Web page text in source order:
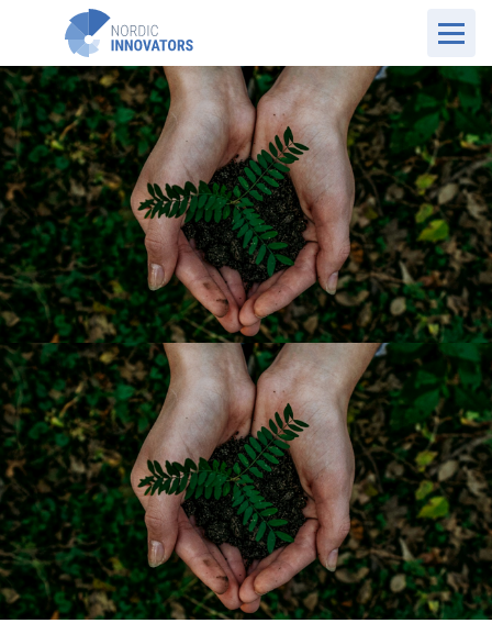
DK Website Det vi gør ESG-rådgivning
ESG-rådgivning tilpasset
modenhed & ambitioner